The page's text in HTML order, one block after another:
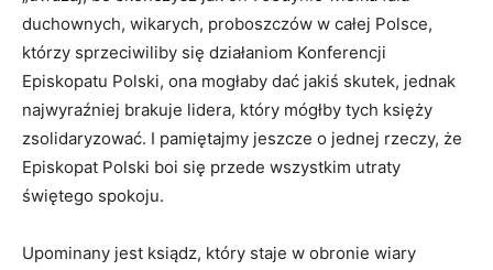
duchownych, wikarych, proboszczów w całej Polsce,
którzy sprzeciwiliby się działaniom Konferencji
Episkopatu Polski, ona mogłaby dać jakiś skutek, jednak
najwyraźniej brakuje lidera, który mógłby tych księży
zsolidaryzować. I pamiętajmy jeszcze o jednej rzeczy, że
Episkopat Polski boi się przede wszystkim utraty
świętego spokoju.
Upominany jest ksiądz, który staje w obronie wiary